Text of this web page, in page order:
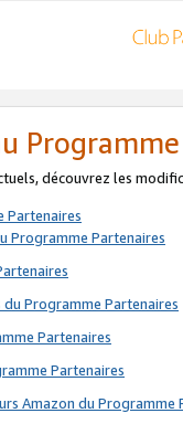
découvrez les
Partenaires
Programme Partenaires
Programme Partenaires
Partenaires
Partenaires
Amazon du Programme